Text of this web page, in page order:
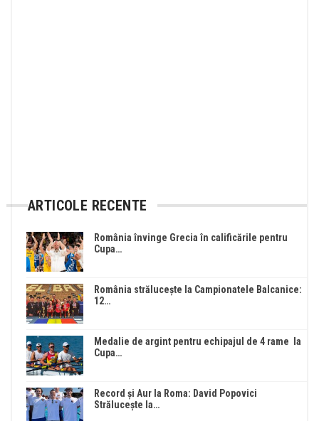
ARTICOLE RECENTE
România învinge Grecia în calificările pentru
Cupa…
România strălucește la Campionatele Balcanice:
12…
Medalie de argint pentru echipajul de 4 rame la
Cupa…
Record și Aur la Roma: David Popovici
Strălucește la…